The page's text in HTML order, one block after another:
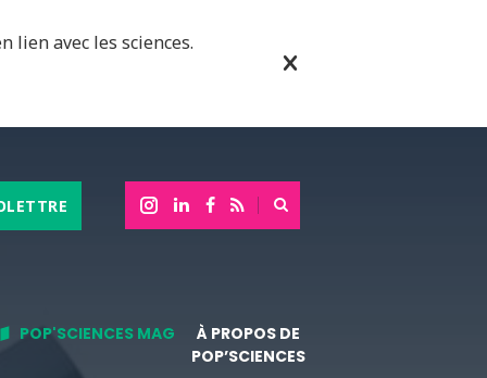
lien avec les sciences.
POP'SCIENCES MAG
À PROPOS DE
POP’SCIENCES